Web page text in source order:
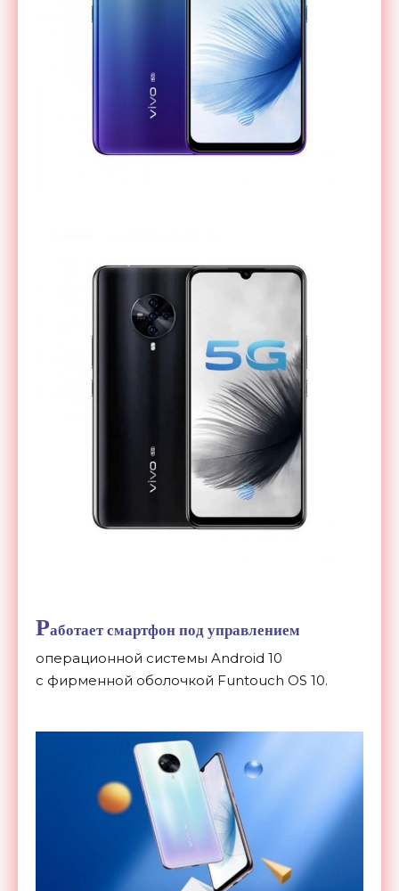
Работает смартфон под управлением
операционной системы Android 10
с фирменной оболочкой Funtouch OS 10.